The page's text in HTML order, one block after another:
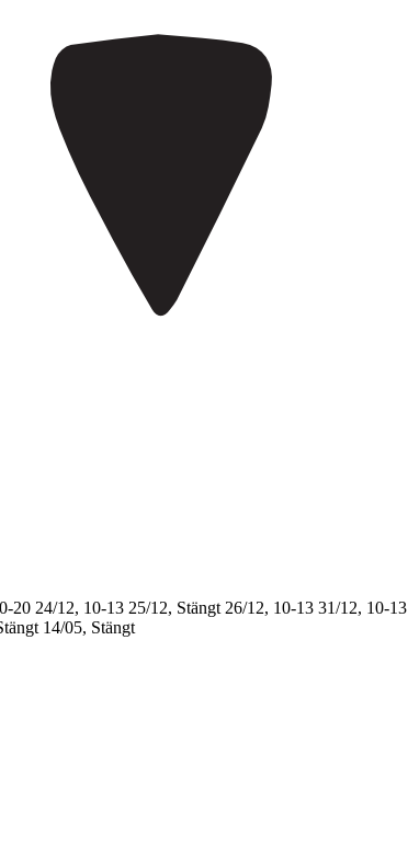
20 24/12, 10-13 25/12, Stängt 26/12, 10-13 31/12, 10-13
14/05, Stängt